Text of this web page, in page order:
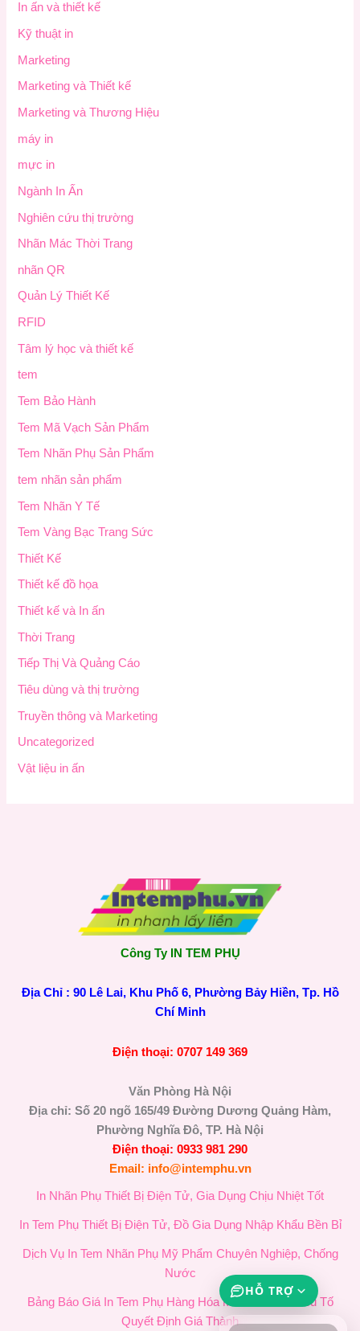
In ấn và thiết kế
Kỹ thuật in
Marketing
Marketing và Thiết kế
Marketing và Thương Hiệu
máy in
mực in
Ngành In Ấn
Nghiên cứu thị trường
Nhãn Mác Thời Trang
nhãn QR
Quản Lý Thiết Kế
RFID
Tâm lý học và thiết kế
tem
Tem Bảo Hành
Tem Mã Vạch Sản Phẩm
Tem Nhãn Phụ Sản Phẩm
tem nhãn sản phẩm
Tem Nhãn Y Tế
Tem Vàng Bạc Trang Sức
Thiết Kế
Thiết kế đồ họa
Thiết kế và In ấn
Thời Trang
Tiếp Thị Và Quảng Cáo
Tiêu dùng và thị trường
Truyền thông và Marketing
Uncategorized
Vật liệu in ấn
Công Ty IN TEM PHỤ
Địa Chỉ : 90 Lê Lai, Khu Phố 6, Phường Bảy Hiền, Tp. Hồ
Chí Minh
Điện thoại: 0707 149 369
Văn Phòng Hà Nội
Địa chỉ: Số 20 ngõ 165/49 Đường Dương Quảng Hàm,
Phường Nghĩa Đô, TP. Hà Nội
Điện thoại: 0933 981 290
Email: info@intemphu.vn
In Nhãn Phụ Thiết Bị Điện Tử, Gia Dụng Chịu Nhiệt Tốt
In Tem Phụ Thiết Bị Điện Tử, Đồ Gia Dụng Nhập Khẩu Bền Bỉ
Dịch Vụ In Tem Nhãn Phụ Mỹ Phẩm Chuyên Nghiệp, Chống
Nước
Bảng Báo Giá In Tem Phụ Hàng Hóa Mới Nhất & 4 Yếu Tố
Quyết Định Giá Thành
HỖ TRỢ